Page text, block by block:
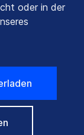
oder in der